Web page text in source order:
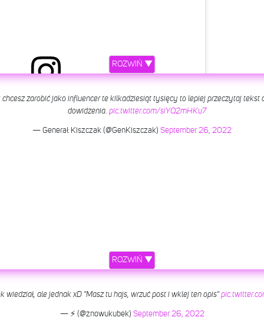
ten post na Instagramie
przez Borys Szyc Official (@borys.szyc)
ROZWIŃ ▼
zarobić jako influencer te kilkadziesiąt tysięcy to lepiej przeczytaj tekst
dowidzenia. pic.twitter.com/siYQ2mHKu7
— Generał Kiszczak (@GenKiszczak) September 26, 2022
ROZWIŃ ▼
wiedział, ale jednak xD "Masz tu hajs, wrzuć post i wklej ten opis"
— ⚡ (@znowukubek) September 26, 2022